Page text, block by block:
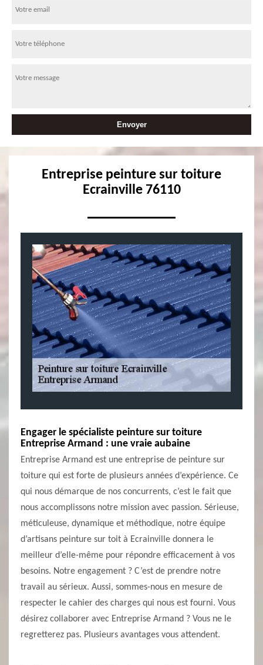
Entreprise peinture sur toiture
Ecrainville 76110
Engager le spécialiste peinture sur toiture
Entreprise Armand : une vraie aubaine
Entreprise Armand est une entreprise de peinture sur
toiture qui est forte de plusieurs années d’expérience. Ce
qui nous démarque de nos concurrents, c’est le fait que
nous accomplissons notre mission avec passion. Sérieuse,
méticuleuse, dynamique et méthodique, notre équipe
d’artisans peinture sur toit à Ecrainville donnera le
meilleur d’elle-même pour répondre efficacement à vos
besoins. Notre engagement ? C’est de prendre notre
travail au sérieux. Aussi, sommes-nous en mesure de
respecter le cahier des charges qui nous est fourni. Vous
désirez collaborer avec Entreprise Armand ? Vous ne le
regretterez pas. Plusieurs avantages vous attendent.